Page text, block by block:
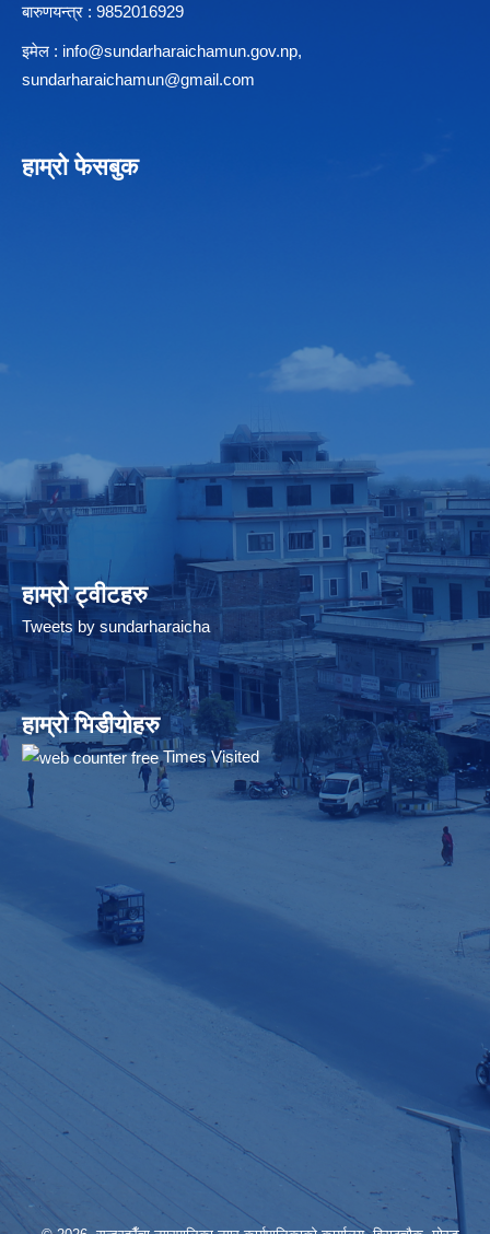
बारुणयन्त्र : 9852016929
इमेल : info@sundarharaichamun.gov.np,
sundarharaichamun@gmail.com
हाम्रो फेसबुक
हाम्रो ट्वीटहरु
Tweets by sundarharaicha
हाम्रो भिडीयोहरु
Times Visited